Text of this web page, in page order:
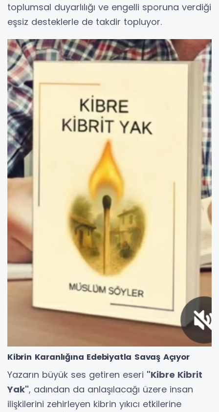
toplumsal duyarlılığı ve engelli sporuna verdiği
eşsiz desteklerle de takdir topluyor.
Kibrin Karanlığına Edebiyatla Savaş Açıyor
Yazarın büyük ses getiren eseri "Kibre Kibrit
Yak", adından da anlaşılacağı üzere insan
ilişkilerini zehirleyen kibrin yıkıcı etkilerine